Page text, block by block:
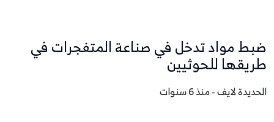
ضبط مواد تدخل في صناعة المتفجرات في
طريقها للحوثيين
الحديدة لايف - منذ 6 سنوات